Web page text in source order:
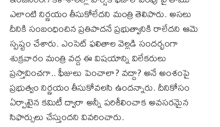
ఎలాంటి నిర్ణయం తీసుకోలేదని మంత్రి తెలిపారు. అసలు
దీనికి సంబంధించిన ప్రతిపాదనే ప్రభుత్వానికి రాలేదని ఆమె
స్పష్టం చేశారు. ఎంసెట్‌ ఫలితాల వెల్లడి సందర్భంగా
శుక్రవారం మంత్రి వద్ద ఈ విషయాన్ని విలేకరులు
ప్రస్తావించగా.. ఫీజులు పెంచాలా? వద్దా? అనే అంశంపై
ప్రభుత్వం నిర్ణయం తీసుకోవలసి ఉందన్నారు. దీనికోసం
ఏర్పాటైన కమిటీ ద్వారా అన్నీ పరిశీలించాక అవసరమైన
సిఫార్సులు చేస్తుందని వివరించారు.